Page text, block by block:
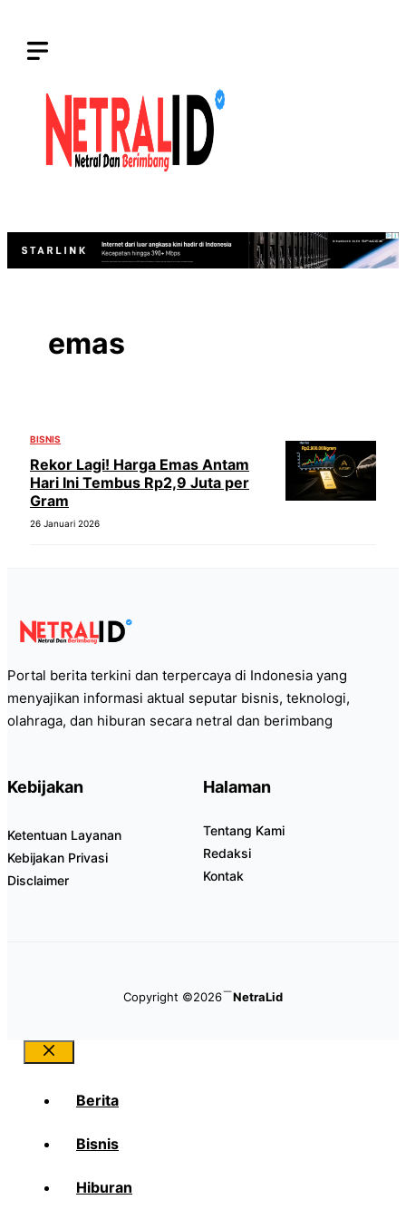
emas
BISNIS
Rekor Lagi! Harga Emas Antam
Hari Ini Tembus Rp2,9 Juta per
Gram
26 Januari 2026
Portal berita terkini dan terpercaya di Indonesia yang
menyajikan informasi aktual seputar bisnis, teknologi,
olahraga, dan hiburan secara netral dan berimbang
Kebijakan
Ketentuan Layanan
Kebijakan Privasi
Disclaimer
Halaman
Tentang Kami
Redaksi
Kontak
Copyright ©2026 NetraLid
Close
Berita
Bisnis
Hiburan